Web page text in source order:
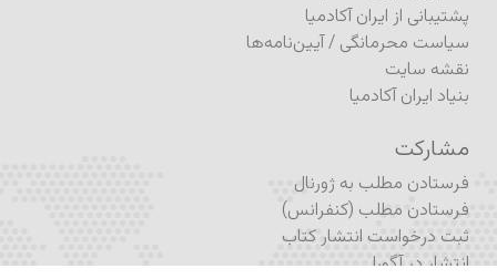
پشتیبانی از ایران آکادمیا
سیاست محرمانگی /آیین‌نامه‌ها
نقشه سایت
بنیاد ایران آکادمیا
مشارکت
فرستادن مطلب به ژورنال
فرستادن مطلب (کنفرانس)
ثبت درخواست انتشار کتاب
انتشار در آگورا